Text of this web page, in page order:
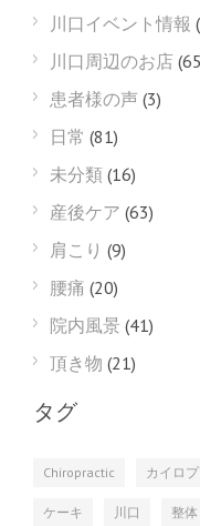
川口イベント情報
川口周辺のお店
患者様の声 (3)
日常 (81)
未分類 (16)
産後ケア (63)
肩こり (9)
腰痛 (20)
院内風景 (41)
頂き物 (21)
タグ
Chiropractic カイロ
ケーキ 川口 整体